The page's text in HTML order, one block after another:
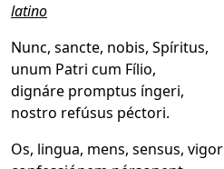
latino
Nunc, sancte, nobis, Spíritus,
unum Patri cum Fílio,
dignáre promptus íngeri,
nostro refúsus péctori.
Os, lingua, mens, sensus, vigor